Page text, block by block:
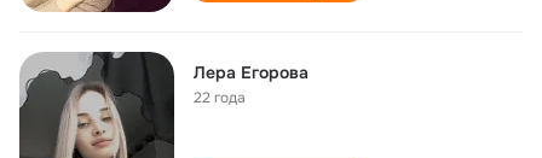
Лера Егорова
22 года